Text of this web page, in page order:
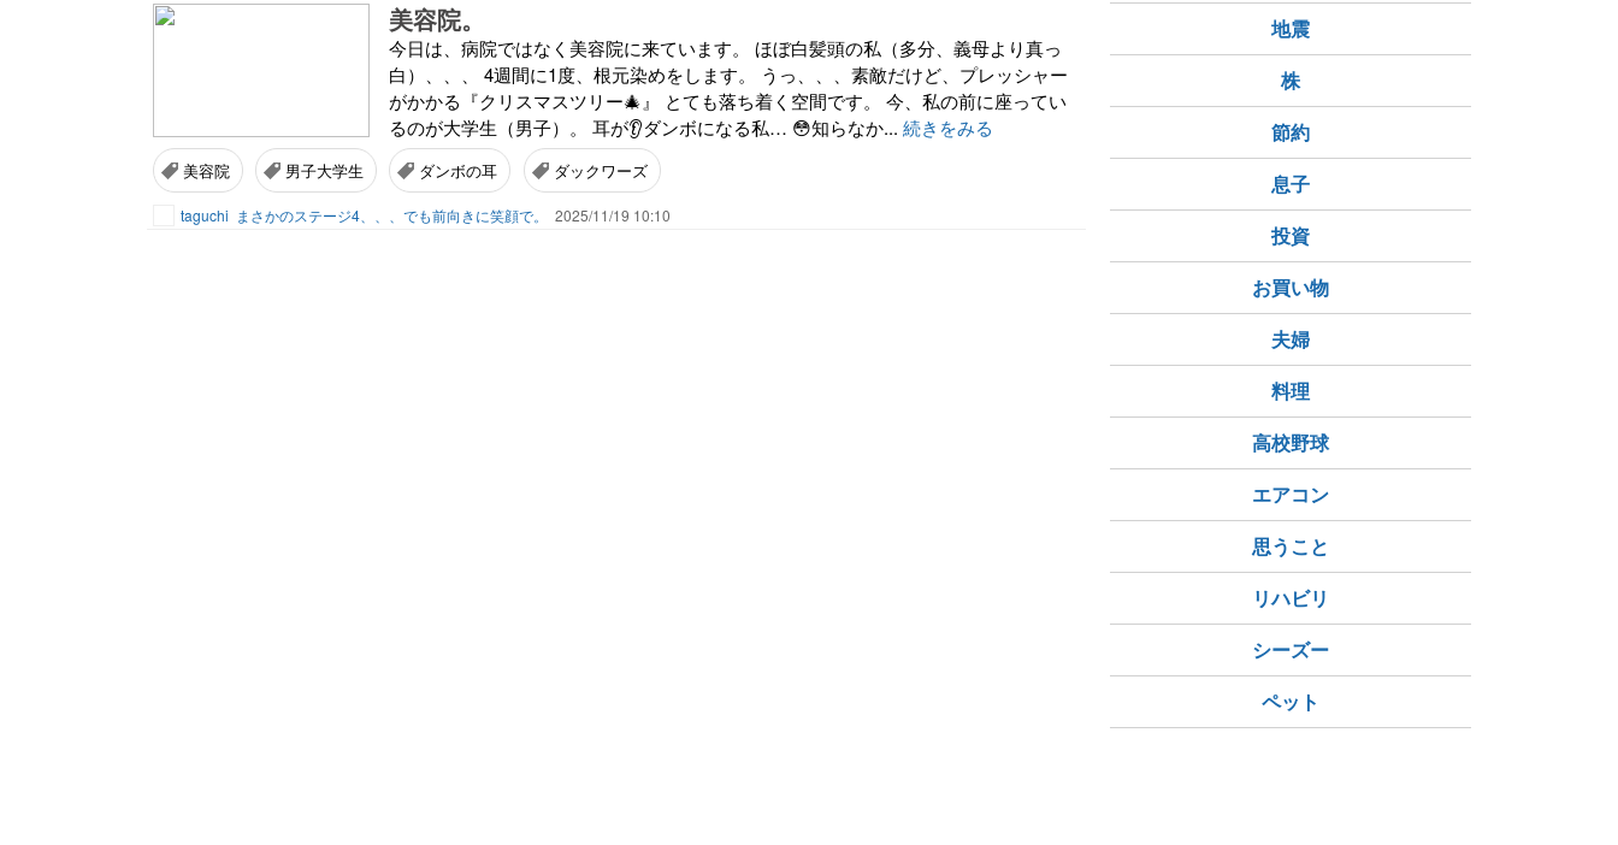
美容院。
今日は、病院ではなく美容院に来ています。 ほぼ白髪頭の私（多分、義母より真っ
白）、、、 4週間に1度、根元染めをします。 うっ、、、素敵だけど、プレッシャー
がかかる『クリスマスツリー🎄』 とても落ち着く空間です。 今、私の前に座ってい
るのが大学生（男子）。 耳が👂️ダンボになる私… 😳知らなか... 続きをみる
美容院 男子大学生 ダンボの耳 ダックワーズ
taguchi まさかのステージ4、、、でも前向きに笑顔で。 2025/11/19 10:10
地震
株
節約
息子
投資
お買い物
夫婦
料理
高校野球
エアコン
思うこと
リハビリ
シーズー
ペット